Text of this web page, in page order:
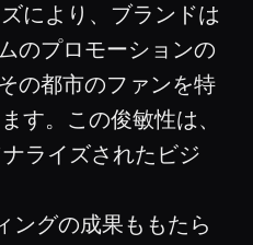
により、ブランドは
のプロモーションの
の都市のファンを特
す。この俊敏性は、
ライズされたビジ
ングの成果ももたら